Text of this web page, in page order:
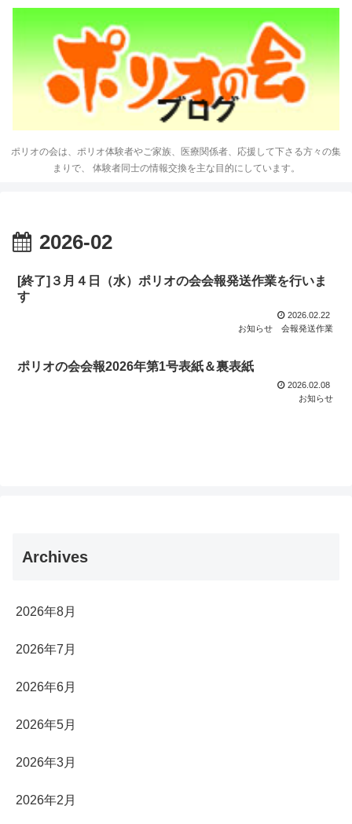
ポリオの会は、ポリオ体験者やご家族、医療関係者、応援して下さる方々の集
まりで、 体験者同士の情報交換を主な目的にしています。
2026-02
[終了]３月４日（水）ポリオの会会報発送作業を行いま
す
2026.02.22
お知らせ
会報発送作業
ポリオの会会報2026年第1号表紙＆裏表紙
2026.02.08
お知らせ
Archives
2026年8月
2026年7月
2026年6月
2026年5月
2026年3月
2026年2月